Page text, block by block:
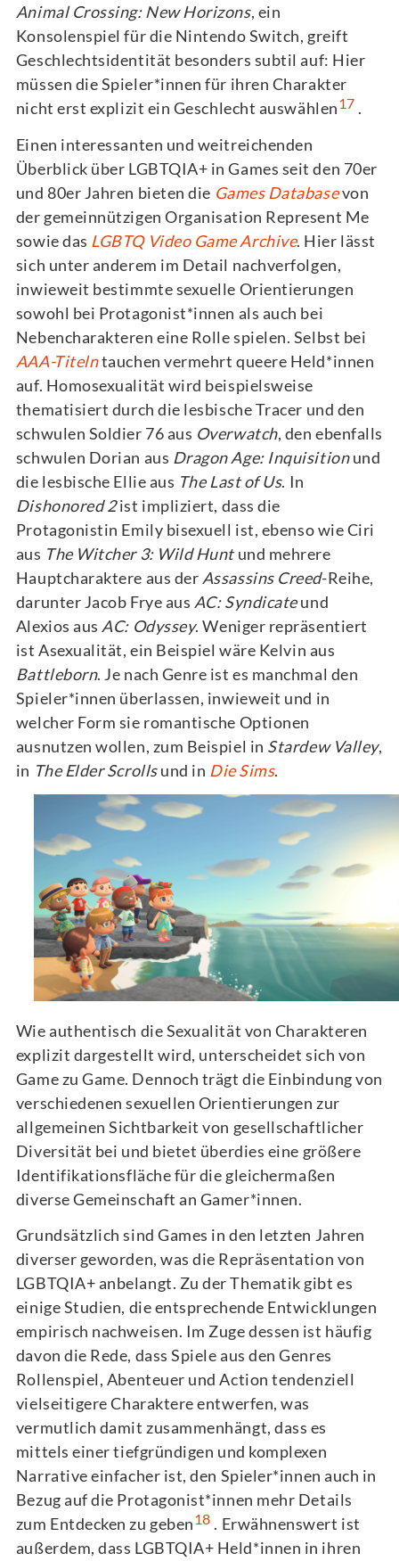
Animal Crossing: New Horizons, ein
Konsolenspiel für die Nintendo Switch, greift
Geschlechtsidentität besonders subtil auf: Hier
müssen die Spieler*innen für ihren Charakter
nicht erst explizit ein Geschlecht auswählen17 .
Einen interessanten und weitreichenden
Überblick über LGBTQIA+ in Games seit den 70er
und 80er Jahren bieten die Games Databasevon
der gemeinnützigen Organisation Represent Me
sowie das LGBTQ Video Game Archive. Hier lässt
sich unter anderem im Detail nachverfolgen,
inwieweit bestimmte sexuelle Orientierungen
sowohl bei Protagonist*innen als auch bei
Nebencharakteren eine Rolle spielen. Selbst bei
AAA-Titelntauchen vermehrt queere Held*innen
auf. Homosexualität wird beispielsweise
thematisiert durch die lesbische Tracer und den
schwulen Soldier 76 aus Overwatch, den ebenfalls
schwulen Dorian aus Dragon Age: Inquisitionund
die lesbische Ellie aus The Last of Us. In
Dishonored 2ist impliziert, dass die
Protagonistin Emily bisexuell ist, ebenso wie Ciri
aus The Witcher 3: Wild Huntund mehrere
Hauptcharaktere aus der Assassins Creed-Reihe,
darunter Jacob Frye aus AC: Syndicateund
Alexios aus AC: Odyssey. Weniger repräsentiert
ist Asexualität, ein Beispiel wäre Kelvin aus
Battleborn. Je nach Genre ist es manchmal den
Spieler*innen überlassen, inwieweit und in
welcher Form sie romantische Optionen
ausnutzen wollen, zum Beispiel in Stardew Valley,
in The Elder Scrollsund in Die Sims.
Wie authentisch die Sexualität von Charakteren
explizit dargestellt wird, unterscheidet sich von
Game zu Game. Dennoch trägt die Einbindung von
verschiedenen sexuellen Orientierungen zur
allgemeinen Sichtbarkeit von gesellschaftlicher
Diversität bei und bietet überdies eine größere
Identifikationsfläche für die gleichermaßen
diverse Gemeinschaft an Gamer*innen.
Grundsätzlich sind Games in den letzten Jahren
diverser geworden, was die Repräsentation von
LGBTQIA+ anbelangt. Zu der Thematik gibt es
einige Studien, die entsprechende Entwicklungen
empirisch nachweisen. Im Zuge dessen ist häufig
davon die Rede, dass Spiele aus den Genres
Rollenspiel, Abenteuer und Action tendenziell
vielseitigere Charaktere entwerfen, was
vermutlich damit zusammenhängt, dass es
mittels einer tiefgründigen und komplexen
Narrative einfacher ist, den Spieler*innen auch in
Bezug auf die Protagonist*innen mehr Details
zum Entdecken zu geben18 . Erwähnenswert ist
außerdem, dass LGBTQIA+ Held*innen in ihren